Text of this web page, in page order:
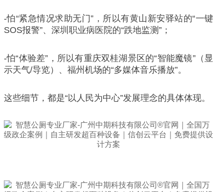
-怕“紧急情况求助无门”，所以有黄山新安驿站的“一键
SOS报警”、深圳职业病医院的“跌地监测”；
-怕“体验差”，所以有重庆双桂湖景区的“智能魔镜”（显
示天气/导览）、福州机场的“多媒体音乐播放”。
这些细节，都是“以人民为中心”发展理念的具体体现。